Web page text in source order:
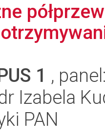
1 ,
Izabela
PAN